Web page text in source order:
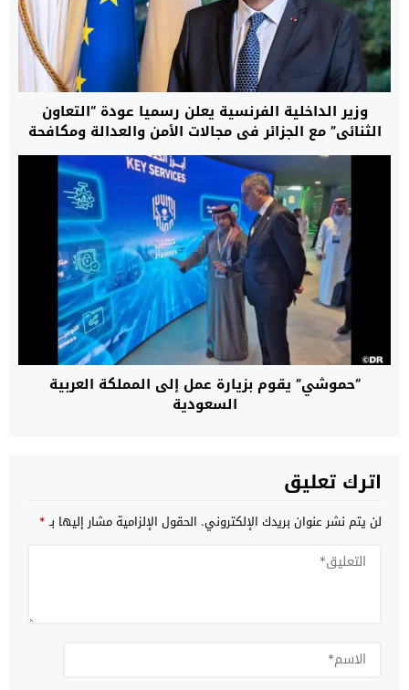
وزير الداخلية الفرنسية يعلن رسميا عودة “التعاون
الثنائي” مع الجزائر في مجالات الأمن والعدالة ومكافحة
الهجرة غير النظامية
“حموشي” يقوم بزيارة عمل إلى المملكة العربية
السعودية
اترك تعليق
لن يتم نشر عنوان بريدك الإلكتروني. الحقول الإلزامية مشار إليها بـ*